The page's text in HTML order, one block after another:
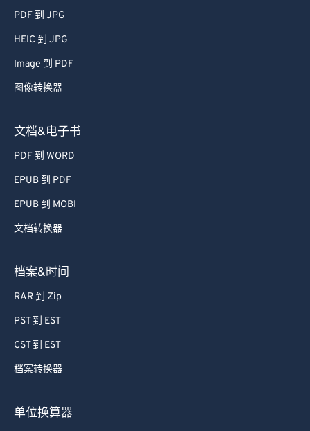
PDF 到 JPG
HEIC 到 JPG
Image 到 PDF
图像转换器
文档&电子书
PDF 到 WORD
EPUB 到 PDF
EPUB 到 MOBI
文档转换器
档案&时间
RAR 到 Zip
PST 到 EST
CST 到 EST
档案转换器
单位换算器